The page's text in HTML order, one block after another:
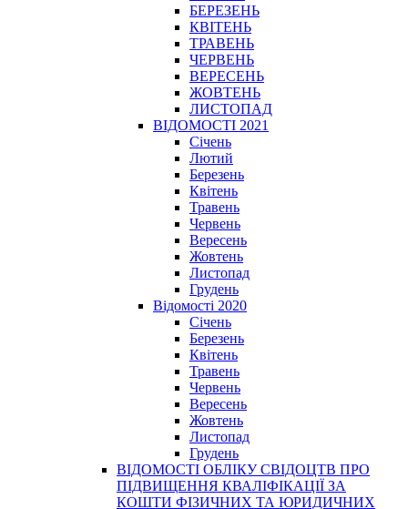
БЕРЕЗЕНЬ
КВІТЕНЬ
ТРАВЕНЬ
ЧЕРВЕНЬ
ВЕРЕСЕНЬ
ЖОВТЕНЬ
ЛИСТОПАД
ВІДОМОСТІ 2021
Січень
Лютий
Березень
Квітень
Травень
Червень
Вересень
Жовтень
Листопад
Грудень
Відомості 2020
Січень
Березень
Квітень
Травень
Червень
Вересень
Жовтень
Листопад
Грудень
ВІДОМОСТІ ОБЛІКУ СВІДОЦТВ ПРО
ПІДВИЩЕННЯ КВАЛІФІКАЦІЇ ЗА
КОШТИ ФІЗИЧНИХ ТА ЮРИДИЧНИХ